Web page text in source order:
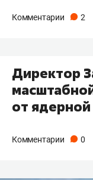
Комментарии 2
Директор
от
Комментарии 0